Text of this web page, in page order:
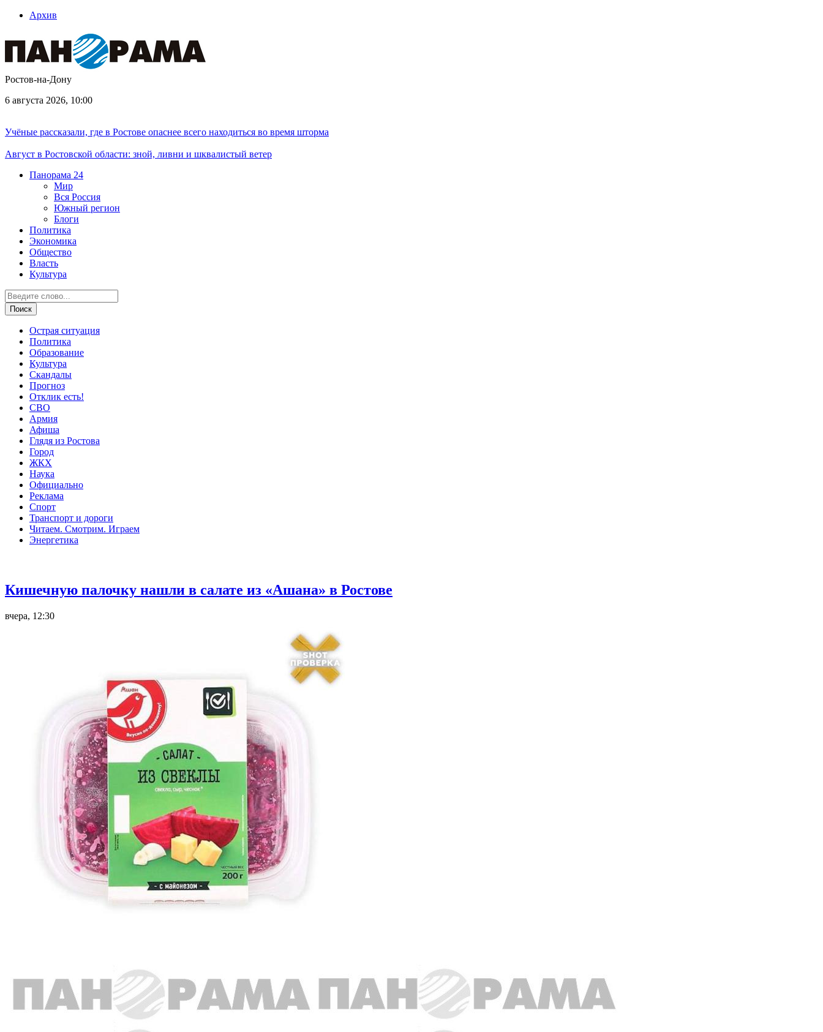
Архив
Ростов-на-Дону
6 августа 2026, 10:00
Учёные рассказали, где в Ростове опаснее всего находиться во время шторма
Август в Ростовской области: зной, ливни и шквалистый ветер
Панорама 24
Мир
Вся Россия
Южный регион
Блоги
Политика
Экономика
Общество
Власть
Культура
Острая ситуация
Политика
Образование
Культура
Скандалы
Прогноз
Отклик есть!
СВО
Армия
Афиша
Глядя из Ростова
Город
ЖКХ
Наука
Официально
Реклама
Спорт
Транспорт и дороги
Читаем. Смотрим. Играем
Энергетика
Кишечную палочку нашли в салате из «Ашана» в Ростове
вчера, 12:30